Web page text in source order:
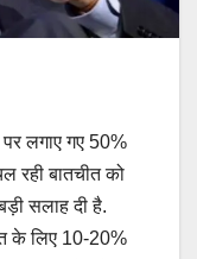
लगाए गए 50%
बातचीत को
सलाह दी है.
के लिए 10-20%